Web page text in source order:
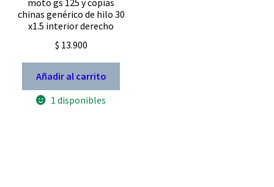
moto gs 125 y copias
chinas genérico de hilo 30
x1.5 interior derecho
$ 13.900
Añadir al carrito
1 disponibles